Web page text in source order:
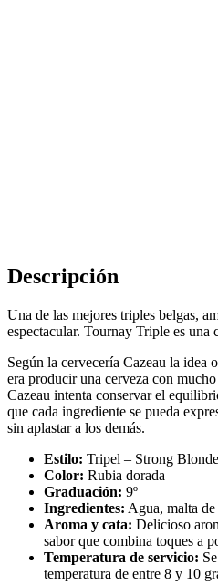
Descripción
Una de las mejores triples belgas,
espectacular. Tournay Triple es una
Según la cervecería Cazeau la idea
era producir una cerveza con
Cazeau intenta conservar el
que cada ingrediente se pueda
sin aplastar a los demás.
Estilo: Tripel – Strong Blonde
Color: Rubia dorada
Graduación: 9º
Ingredientes: Agua, malta
Aroma y cata: Delicioso
sabor que combina toques a
Temperatura de servicio:
temperatura de entre 8 y 10